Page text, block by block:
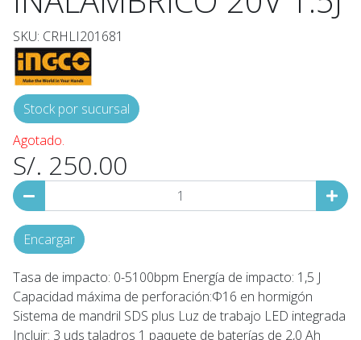
SKU: CRHLI201681
Stock por sucursal
Agotado.
S/. 250.00
Encargar
Tasa de impacto: 0-5100bpm Energía de impacto: 1,5 J
Capacidad máxima de perforación:Φ16 en hormigón
Sistema de mandril SDS plus Luz de trabajo LED integrada
Incluir: 3 uds taladros 1 paquete de baterías de 2,0 Ah